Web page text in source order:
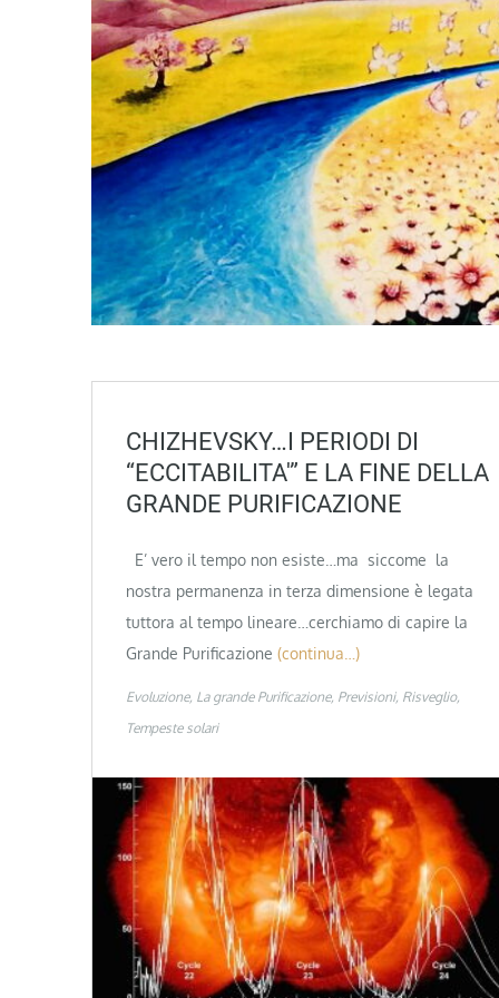
CHIZHEVSKY…I PERIODI DI
“ECCITABILITA'” E LA FINE DELLA
GRANDE PURIFICAZIONE
E’ vero il tempo non esiste…ma siccome la
nostra permanenza in terza dimensione è legata
tuttora al tempo lineare…cerchiamo di capire la
Grande Purificazione (continua…)
Evoluzione La grande Purificazione Previsioni Risveglio
Tempeste solari